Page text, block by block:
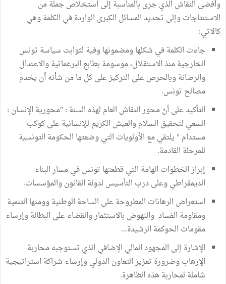
وأفضى النقاش الذي جرى بالمناسبة إلى استخلاص جملة من
الاستنتاجات وإلى تحديد المسائل الكبرى الواردة في الكلمة وهي
كالآتي:
جاءت الكلمة في شكلها ومضمونها وفية لثوابت سياسة تونس
الخارجية منذ الاستقلال، موسومة بطابع البرغماتية والاعتدال
والرصانة وبالحرص على التركيز على كل ما من شأنه أن يخدم
مصالح تونس.
التأكيد على أنّ محور النقاش العام لهذه السنة : "محورية الإنسان :
السعي لتحقيق السلام والعيش الكريم للإنسانية على كوكب
مستدام " يلتقي مع الأولويات التي وضعتها الحكومة التونسية
للمرحلة القادمة.
إبراز الخطوات الهامة التي قطعتها تونس في مسار البناء
الديمقراطي وعلى درب التأسيس لدولة القانون والمؤسسات.
استعراض الرهانات المطروحة على الساحة الوطنية وومنها التنمية
ومقاومة الفساد والنهوض بالاستثمار والقضاء على البطالة وإرساء
مقومات الحوكمة الرشيدة...
الإشارة إلى المجهود المالي الإضافي الذي تستوجبه محاربة
الإرهاب وضرورة تعزيز التعاون الدولي وإرساء شراكة استراتيجية
شاملة لمحاربة هذه الظاهرة.